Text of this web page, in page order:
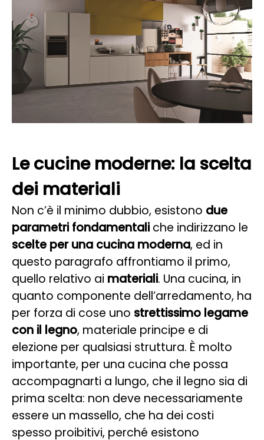
Le cucine moderne: la scelta
dei materiali
Non c’è il minimo dubbio, esistono due
parametri fondamentali che indirizzano le
scelte per una cucina moderna, ed in
questo paragrafo affrontiamo il primo,
quello relativo ai materiali. Una cucina, in
quanto componente dell’arredamento, ha
per forza di cose uno strettissimo legame
con il legno, materiale principe e di
elezione per qualsiasi struttura. È molto
importante, per una cucina che possa
accompagnarti a lungo, che il legno sia di
prima scelta: non deve necessariamente
essere un massello, che ha dei costi
spesso proibitivi, perché esistono